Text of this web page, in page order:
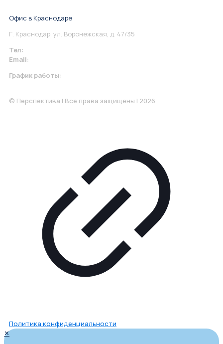
Офис в Краснодаре
Г. Краснодар, ул. Воронежская, д. 47/35
Тел:
Email:
График работы:
© Перспектива | Все права защищены | 2026
Политика конфиденциальности
✕